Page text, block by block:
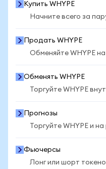
Купить WHYPE
Начните всего за
Продать WHYPE
Обменяйте WHYPE
Обменять WHYPE
Торгуйте WHYPE
Прогнозы
Торгуйте WHYPE и
Фьючерсы
Лонг или шорт